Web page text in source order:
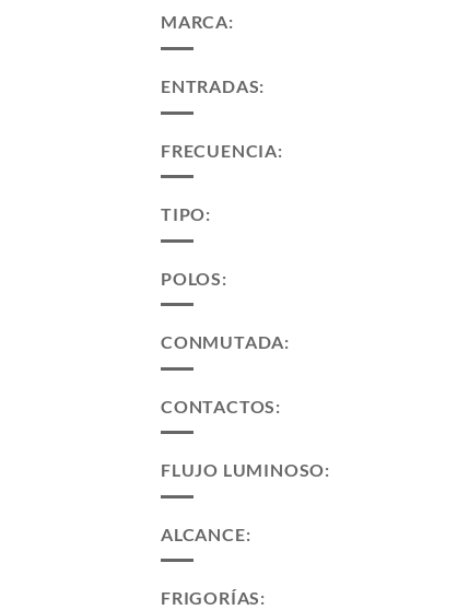
MARCA:
ENTRADAS:
FRECUENCIA:
TIPO:
POLOS:
CONMUTADA:
CONTACTOS:
FLUJO LUMINOSO:
ALCANCE:
FRIGORÍAS: